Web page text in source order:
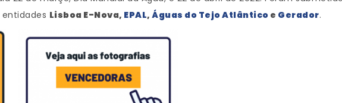
Lisboa E-Nova, EPAL, Águas do Tejo Atlântico e Gerador.